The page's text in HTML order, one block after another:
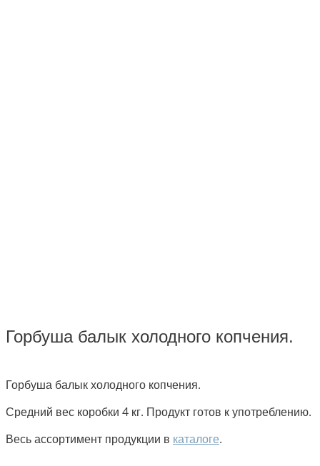
Горбуша балык холодного копчения.
Горбуша балык холодного копчения.
Средний вес коробки 4 кг. Продукт готов к употреблению.
Весь ассортимент продукции в каталоге.